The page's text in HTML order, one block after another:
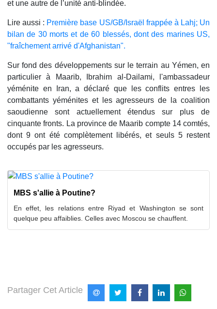
et une autre de l’unité anti-blindée.
Lire aussi : Première base US/GB/Israël frappée à Lahj; Un
bilan de 30 morts et de 60 blessés, dont des marines US,
"fraîchement arrivé d'Afghanistan".
Sur fond des développements sur le terrain au Yémen, en
particulier à Maarib, Ibrahim al-Dailami, l'ambassadeur
yéménite en Iran, a déclaré que les conflits entres les
combattants yéménites et les agresseurs de la coalition
saoudienne sont actuellement étendus sur plus de
cinquante fronts. La province de Maarib compte 14 comtés,
dont 9 ont été complètement libérés, et seuls 5 restent
occupés par les agresseurs.
MBS s'allie à Poutine?
En effet, les relations entre Riyad et Washington se sont
quelque peu affaiblies. Celles avec Moscou se chauffent.
Partager Cet Article